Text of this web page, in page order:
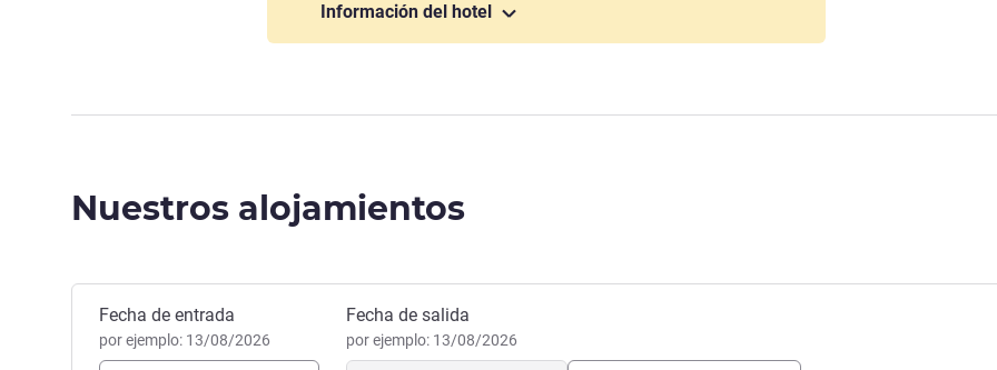
inolvidable repleta de sonrisas y alegría.
Ozgur Cireli, Gestión hotelera
Información del hotel
Nuestros alojamientos
Reservar este hotel
Fecha de entrada
por ejemplo: 13/08/2026
Fecha de salida
por ejemplo: 13/08/2026